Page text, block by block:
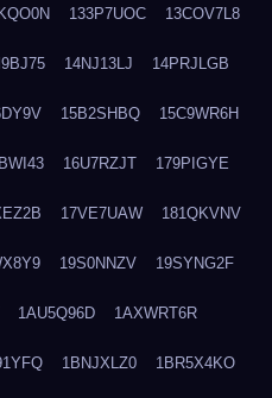
133P7UOC 13COV7L8
14NJ13LJ 14PRJLGB
15B2SHBQ 15C9WR6H
16U7RZJT 179PIGYE
17VE7UAW 181QKVNV
19S0NNZV 19SYNG2F
1AU5Q96D 1AXWRT6R
1BNJXLZ0 1BR5X4KO